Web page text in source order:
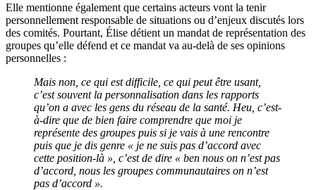
Elle mentionne également que certains acteurs vont la tenir
personnellement responsable de situations ou d’enjeux discutés lors
des comités. Pourtant, Élise détient un mandat de représentation des
groupes qu’elle défend et ce mandat va au-delà de ses opinions
personnelles :
Mais non, ce qui est difficile, ce qui peut être usant,
c’est souvent la personnalisation dans les rapports
qu’on a avec les gens du réseau de la santé. Heu, c’est-
à-dire que de bien faire comprendre que moi je
représente des groupes puis si je vais à une rencontre
puis que je dis genre « je ne suis pas d’accord avec
cette position-là », c’est de dire « ben nous on n’est pas
d’accord, nous les groupes communautaires on n’est
pas d’accord ».